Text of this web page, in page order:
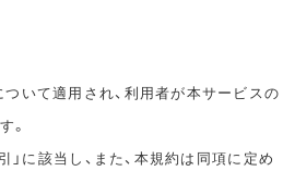
いて適用され、利用者が本サービスの
。
に該当し、また、本規約は同項に定め